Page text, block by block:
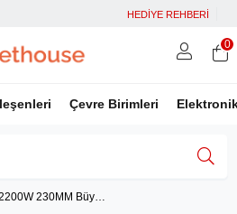
HEDİYE REHBERİ
Çevre Birimleri
Facebook İle Bağlan
0
Dewalt DWE492 2200W 230MM Büyük Taşlama